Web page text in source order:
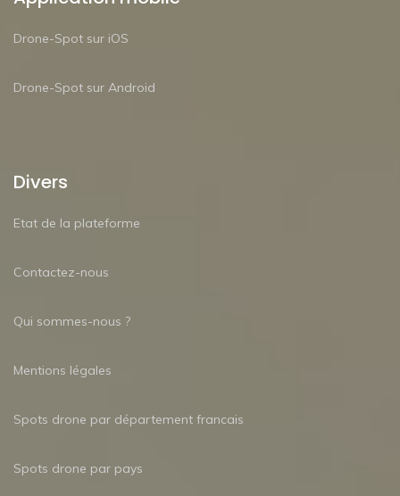
Drone-Spot sur iOS
Drone-Spot sur Android
Divers
Etat de la plateforme
Contactez-nous
Qui sommes-nous ?
Mentions légales
Spots drone par département francais
Spots drone par pays